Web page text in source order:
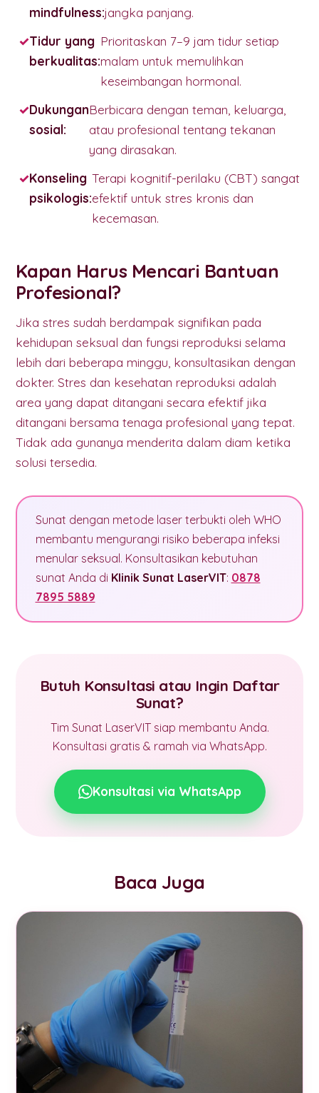
mindfulness:jangka panjang.
Tidur yang
berkualitas:
Prioritaskan 7–9 jam tidur setiap
malam untuk memulihkan
keseimbangan hormonal.
Dukungan
sosial:
Berbicara dengan teman, keluarga,
atau profesional tentang tekanan
yang dirasakan.
Konseling
psikologis:
Terapi kognitif-perilaku (CBT) sangat
efektif untuk stres kronis dan
kecemasan.
Kapan Harus Mencari Bantuan
Profesional?
Jika stres sudah berdampak signifikan pada
kehidupan seksual dan fungsi reproduksi selama
lebih dari beberapa minggu, konsultasikan dengan
dokter. Stres dan kesehatan reproduksi adalah
area yang dapat ditangani secara efektif jika
ditangani bersama tenaga profesional yang tepat.
Tidak ada gunanya menderita dalam diam ketika
solusi tersedia.
Sunat dengan metode laser terbukti oleh WHO
membantu mengurangi risiko beberapa infeksi
menular seksual. Konsultasikan kebutuhan
sunat Anda di Klinik Sunat LaserVIT: 0878
7895 5889
Butuh Konsultasi atau Ingin Daftar
Sunat?
Tim Sunat LaserVIT siap membantu Anda.
Konsultasi gratis & ramah via WhatsApp.
Konsultasi via WhatsApp
Baca Juga